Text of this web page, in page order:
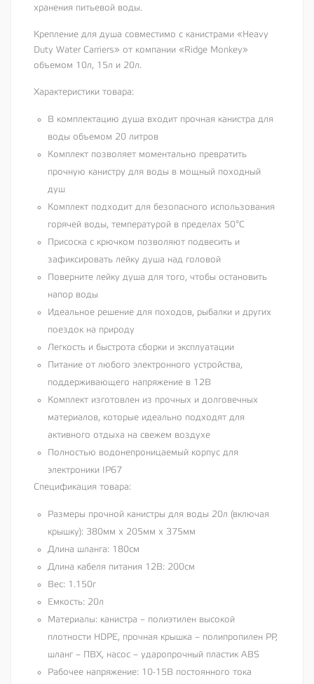
хранения питьевой воды.
Крепление для душа совместимо с канистрами «Heavy
Duty Water Carriers» от компании «Ridge Monkey»
объемом 10л, 15л и 20л.
Характеристики товара:
В комплектацию душа входит прочная канистра для
воды объемом 20 литров
Комплект позволяет моментально превратить
прочную канистру для воды в мощный походный
душ
Комплект подходит для безопасного использования
горячей воды, температурой в пределах 50°C
Присоска с крючком позволяют подвесить и
зафиксировать лейку душа над головой
Поверните лейку душа для того, чтобы остановить
напор воды
Идеальное решение для походов, рыбалки и других
поездок на природу
Легкость и быстрота сборки и эксплуатации
Питание от любого электронного устройства,
поддерживающего напряжение в 12В
Комплект изготовлен из прочных и долговечных
материалов, которые идеально подходят для
активного отдыха на свежем воздухе
Полностью водонепроницаемый корпус для
электроники IP67
Спецификация товара:
Размеры прочной канистры для воды 20л (включая
крышку): 380мм х 205мм х 375мм
Длина шланга: 180см
Длина кабеля питания 12В: 200см
Вес: 1.150г
Емкость: 20л
Материалы: канистра – полиэтилен высокой
плотности HDPE, прочная крышка – полипропилен PP,
шланг – ПВХ, насос – ударопрочный пластик ABS
Рабочее напряжение: 10-15В постоянного тока